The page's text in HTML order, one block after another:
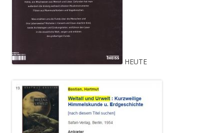
HEUTE